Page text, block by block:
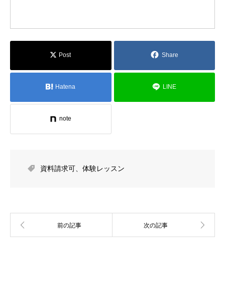
Post Share
Hatena LINE
note
資料請求可 体験レッスン